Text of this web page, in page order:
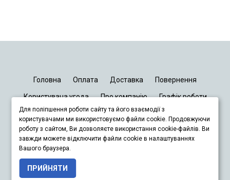
Головна Оплата Доставка Повернення
Користувача угода Про компанію Графік роботи
Київ Дніпро Запоріжжя Львів
+380678833929
Для поліпшення роботи сайту та його взаємодії з
користувачами ми використовуємо файли cookie. Продовжуючи
роботу з сайтом, Ви дозволяєте використання cookie-файлів. Ви
завжди можете відключити файли cookie в налаштуваннях
Вашого браузера.
ПРИЙНЯТИ